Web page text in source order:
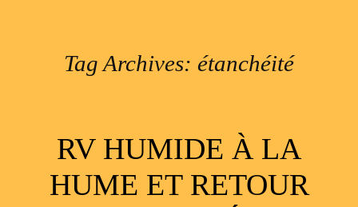
Tag Archives: étanchéité
RV HUMIDE À LA
HUME ET RETOUR